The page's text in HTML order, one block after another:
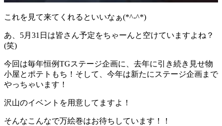
これを見て来てくれるといいなぁ(*^-^*)
あ、5月31日は皆さん予定をちゃーんと空けていますよね？
(笑)
今回は毎年恒例TGステージ企画に、去年に引き続き見せ物
小屋とポテトもち！そして、今年は新たにステージ企画まで
やっちゃいます！
沢山のイベントを用意してますよ！
そんなこんなで万絵巻はお待ちしています！！